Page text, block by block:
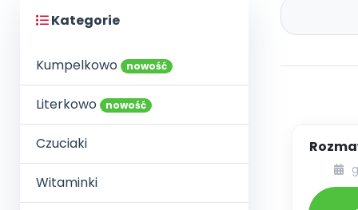
Kategorie
Kumpelkowo nowość
Literkowo nowość
Czuciaki
Witaminki